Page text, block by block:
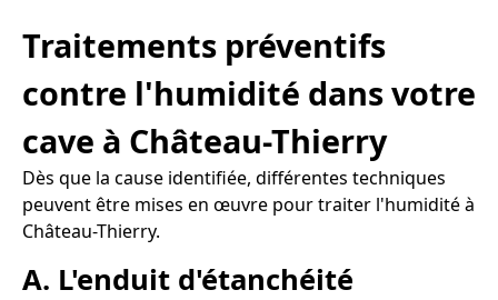
Traitements préventifs
contre l'humidité dans votre
cave à Château-Thierry
Dès que la cause identifiée, différentes techniques
peuvent être mises en œuvre pour traiter l'humidité à
Château-Thierry.
A. L'enduit d'étanchéité